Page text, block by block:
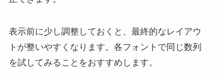
表示前に少し調整しておくと、最終的なレイアウ
トが整いやすくなります。各フォントで同じ数列
を試してみることをおすすめします。